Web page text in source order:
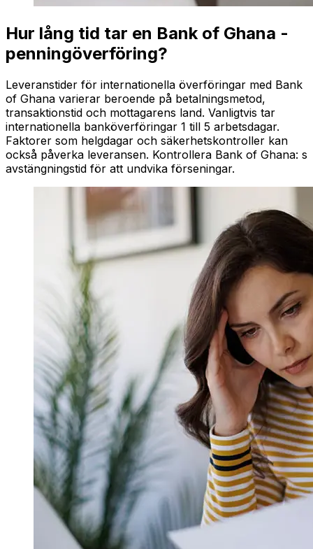
Hur lång tid tar en Bank of Ghana -
penningöverföring?
Leveranstider för internationella överföringar med Bank
of Ghana varierar beroende på betalningsmetod,
transaktionstid och mottagarens land. Vanligtvis tar
internationella banköverföringar 1 till 5 arbetsdagar.
Faktorer som helgdagar och säkerhetskontroller kan
också påverka leveransen. Kontrollera Bank of Ghana: s
avstängningstid för att undvika förseningar.